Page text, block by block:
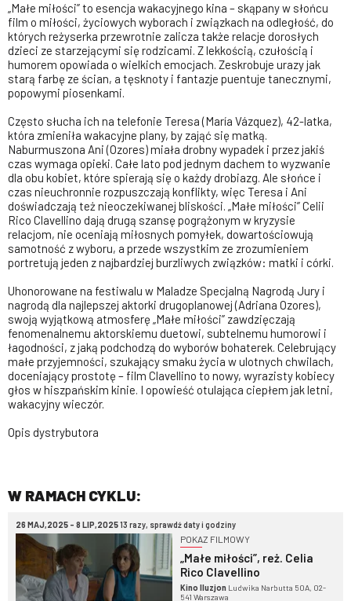
„Małe miłości” to esencja wakacyjnego kina – skąpany w słońcu
film o miłości, życiowych wyborach i związkach na odległość, do
których reżyserka przewrotnie zalicza także relacje dorosłych
dzieci ze starzejącymi się rodzicami. Z lekkością, czułością i
humorem opowiada o wielkich emocjach. Zeskrobuje urazy jak
starą farbę ze ścian, a tęsknoty i fantazje puentuje tanecznymi,
popowymi piosenkami.
Często słucha ich na telefonie Teresa (María Vázquez), 42-latka,
która zmieniła wakacyjne plany, by zająć się matką.
Naburmuszona Ani (Ozores) miała drobny wypadek i przez jakiś
czas wymaga opieki. Całe lato pod jednym dachem to wyzwanie
dla obu kobiet, które spierają się o każdy drobiazg. Ale słońce i
czas nieuchronnie rozpuszczają konflikty, więc Teresa i Ani
doświadczają też nieoczekiwanej bliskości. „Małe miłości” Celii
Rico Clavellino dają drugą szansę pogrążonym w kryzysie
relacjom, nie oceniają miłosnych pomyłek, dowartościowują
samotność z wyboru, a przede wszystkim ze zrozumieniem
portretują jeden z najbardziej burzliwych związków: matki i córki.
Uhonorowane na festiwalu w Maladze Specjalną Nagrodą Jury i
nagrodą dla najlepszej aktorki drugoplanowej (Adriana Ozores),
swoją wyjątkową atmosferę „Małe miłości” zawdzięczają
fenomenalnemu aktorskiemu duetowi, subtelnemu humorowi i
łagodności, z jaką podchodzą do wyborów bohaterek. Celebrujący
małe przyjemności, szukający smaku życia w ulotnych chwilach,
doceniający prostotę – film Clavellino to nowy, wyrazisty kobiecy
głos w hiszpańskim kinie. I opowieść otulająca ciepłem jak letni,
wakacyjny wieczór.
Opis dystrybutora
W RAMACH CYKLU:
26 MAJ,2025 - 8 LIP,202513 razy, sprawdź daty i godziny
POKAZ FILMOWY
„Małe miłości”, reż. Celia
Rico Clavellino
Kino Iluzjon Ludwika Narbutta 50A, 02-
541 Warszawa